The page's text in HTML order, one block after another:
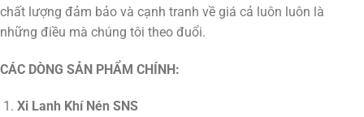
chất lượng đảm bảo và cạnh tranh về giá cả luôn luôn là
những điều mà chúng tôi theo đuổi.
CÁC DÒNG SẢN PHẨM CHÍNH:
Xi Lanh Khí Nén SNS